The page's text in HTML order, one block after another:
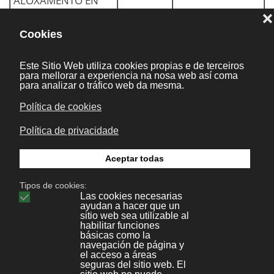
HOUSING EN
DEDICADO:
Servizo de
aloxamento dun sitio
web ou dun sistema
de información
nunha máquina
virtual que se
destina a un cliente.
Desde o punto de
vista funcional é un
servidor propio do
cliente, pero neste
caso diferentes
máquinas virtuais
9.00-
de
Setembro
15.00
horas.